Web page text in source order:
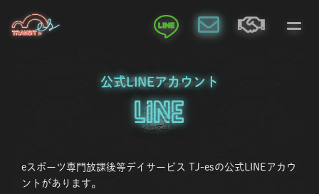
公式LINEアカウント
line
eスポーツ専門放課後等デイサービス TJ-esの公式LINEアカウ
ントがあります。